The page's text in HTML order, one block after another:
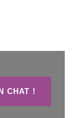
CHAT !